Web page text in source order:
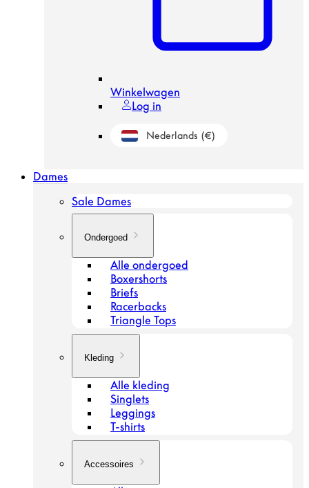
Winkelwagen
Log in
Geolocation Button: Nederland,
Nederlands (€)
Dames
Sale Dames
Ondergoed
Alle ondergoed
Boxershorts
Briefs
Racerbacks
Triangle Tops
Kleding
Alle kleding
Singlets
Leggings
T-shirts
Accessoires